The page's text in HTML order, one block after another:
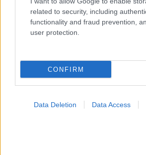
related to security, including
functionality and fraud prevention,
user protection.
CONFIRM
Data Deletion Data Access
ΔΕΙΤΕ ΕΠΙΣΗΣ